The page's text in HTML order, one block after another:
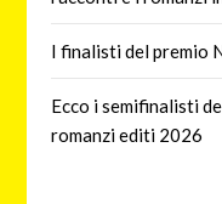
I finalisti del premio
Ecco i semifinalisti
romanzi editi 2026